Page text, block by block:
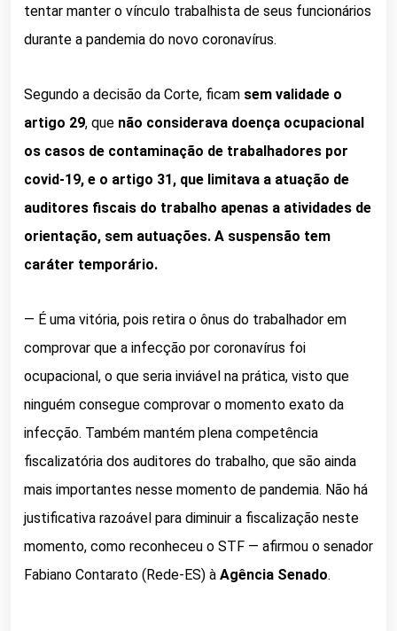
tentar manter o vínculo trabalhista de seus funcionários
durante a pandemia do novo coronavírus.
Segundo a decisão da Corte, ficam sem validade o
artigo 29, que não considerava doença ocupacional
os casos de contaminação de trabalhadores por
covid-19, e o artigo 31, que limitava a atuação de
auditores fiscais do trabalho apenas a atividades de
orientação, sem autuações. A suspensão tem
caráter temporário.
— É uma vitória, pois retira o ônus do trabalhador em
comprovar que a infecção por coronavírus foi
ocupacional, o que seria inviável na prática, visto que
ninguém consegue comprovar o momento exato da
infecção. Também mantém plena competência
fiscalizatória dos auditores do trabalho, que são ainda
mais importantes nesse momento de pandemia. Não há
justificativa razoável para diminuir a fiscalização neste
momento, como reconheceu o STF — afirmou o senador
Fabiano Contarato (Rede-ES) à Agência Senado.